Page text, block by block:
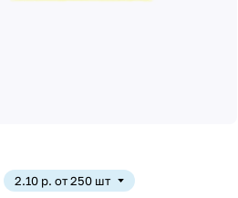
2.10 р. от 250 шт